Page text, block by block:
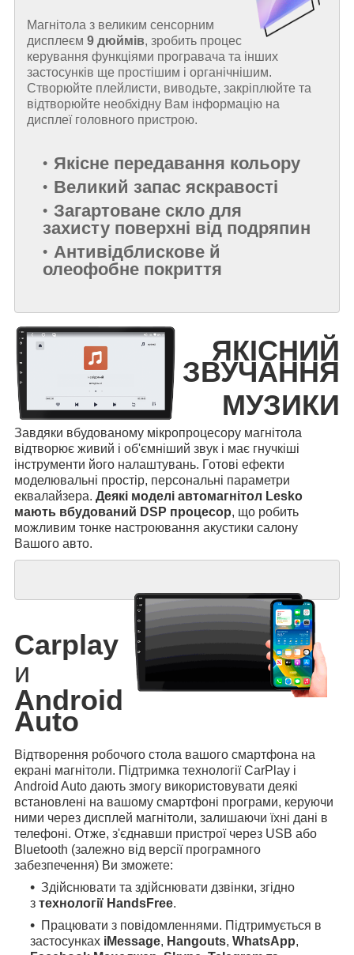
Магнітола з великим сенсорним
дисплеєм 9 дюймів, зробить процес
керування функціями програвача та інших
застосунків ще простішим і органічнішим.
Створюйте плейлисти, виводьте, закріплюйте та
відтворюйте необхідну Вам інформацію на
дисплеї головного пристрою.
Якісне передавання кольору
Великий запас яскравості
Загартоване скло для
захисту поверхні від подряпин
Антивідблискове й
олеофобне покриття
ЯКІСНИЙ
ЗВУЧАННЯ
МУЗИКИ
Завдяки вбудованому мікропроцесору магнітола
відтворює живий і об'ємніший звук і має гнучкіші
інструменти його налаштувань. Готові ефекти
моделювальні простір, персональні параметри
еквалайзера. Деякі моделі автомагнітол Lesko
мають вбудований DSP процесор, що робить
можливим тонке настроювання акустики салону
Вашого авто.
Carplay
и
Android
Auto
Відтворення робочого стола вашого смартфона на
екрані магнітоли. Підтримка технології CarPlay і
Android Auto дають змогу використовувати деякі
встановлені на вашому смартфоні програми, керуючи
ними через дисплей магнітоли, залишаючи їхні дані в
телефоні. Отже, з'єднавши пристрої через USB або
Bluetooth (залежно від версії програмного
забезпечення) Ви зможете:
Здійснювати та здійснювати дзвінки, згідно
з технології HandsFree.
Працювати з повідомленнями. Підтримується в
застосунках iMessage, Hangouts, WhatsApp,